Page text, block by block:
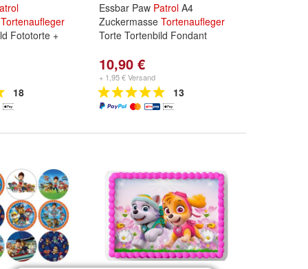
Tortenaufleger
Fototorte +
18
Essbar Paw Patrol A4
Zuckermasse Tortenaufleger
Torte Tortenbild Fondant
10,90 €
+ 1,95 € Versand
13